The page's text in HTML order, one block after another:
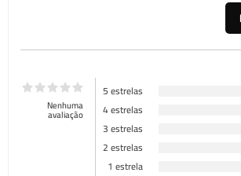
Nenhuma
avaliação
5 estrelas
4 estrelas
3 estrelas
2 estrelas
1 estrela